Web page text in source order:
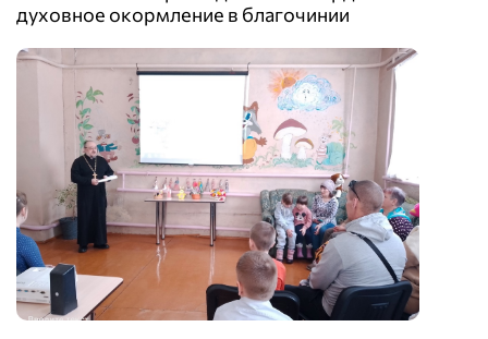
духовное окормление в благочинии